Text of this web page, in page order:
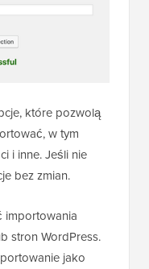
które pozwolą
w tym
i inne. Jeśli nie
bez zmian.
importowania
stron WordPress.
jako